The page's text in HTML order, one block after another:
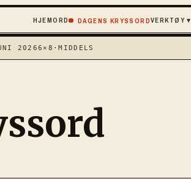
HJEMORD DAGENS KRYSSORDVERKTØY▾
20266×8 ·MIDDELS